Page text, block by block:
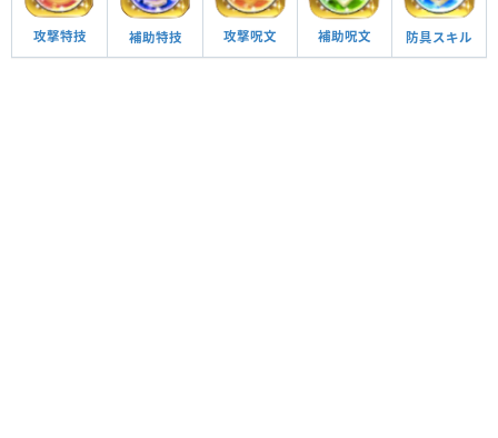
攻撃特技 補助特技 攻撃呪文 補助呪文 防具スキル